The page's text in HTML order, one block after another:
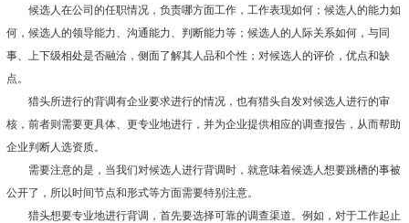
候选人在公司的任职情况，负责哪方面工作，工作表现如何；候选人的能力如
何，候选人的领导能力、沟通能力、判断能力等；候选人的人际关系如何，与同
事、上下级相处是否融洽，侧面了解其人品和个性；对候选人的评价，优点和缺
点。
猎头所进行的背调有企业要求进行的情况，也有猎头自发对候选人进行的审
核，前者则需要更具体、更专业地进行，并为企业提供相应的调查报告，从而帮助
企业判断人选资质。
需要注意的是，当我们对候选人进行背调时，就意味着候选人想要跳槽的事被
公开了，所以时间节点和形式等方面需要特别注意。
猎头想要专业地进行背调，首先要选择可靠的调查渠道。例如，对于工作起止